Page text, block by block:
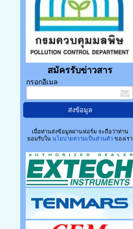
สมัครรับข่าวสาร
กรอกอีเมล
เมื่อท่านส่งข้อมูลผ่านฟอร์ม จะถือว่าท่าน
ยอมรับใน นโยบายความเป็นส่วนตัวของเรา